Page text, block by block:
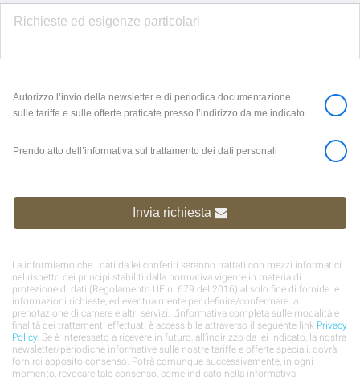
Autorizzo l’invio della newsletter e di periodica documentazione
sulle tariffe e sulle offerte praticate presso l’indirizzo da me indicato
Prendo atto dell’informativa sul trattamento dei dati personali
Invia richiesta
La informiamo che i dati da lei conferiti saranno trattati con mezzi informatici
nel rispetto dei principi stabiliti dalla normativa vigente in materia di
protezione di dati (Regolamento UE n. 679 del 2016) al solo fine di fornirle le
informazioni richieste, ed eventualmente per definire/confermare la
prenotazione di camere e altri servizi. L’informativa completa sulle modalità e
finalità dei trattamenti effettuati è accessibile attraverso il seguente link Privacy
Policy. Se è interessato a ricevere in futuro, all’indirizzo da lei indicato, la nostra
newsletter/periodiche informative sulle nostre tariffe e offerte speciali, dovrà
fornirci apposito consenso. Potrà comunque successivamente, in ogni
momento, revocare tale consenso, come indicato nella informativa.